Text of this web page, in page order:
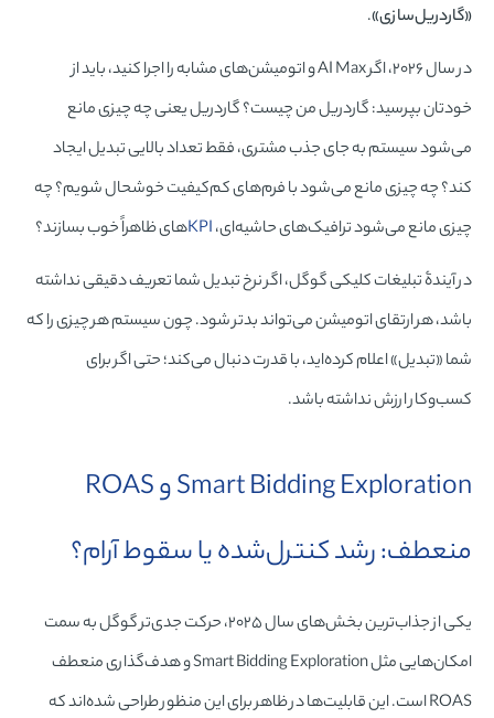
«گاردریل‌سازی».
در سال ۲۰۲۶، اگر AI Max و اتومیشن‌های مشابه را اجرا کنید، باید از
خودتان بپرسید: گاردریل من چیست؟ گاردریل یعنی چه چیزی مانع
می‌شود سیستم به جای جذب مشتری، فقط تعداد بالایی تبدیل ایجاد
کند؟ چه چیزی مانع می‌شود با فرم‌های کم‌کیفیت خوشحال شویم؟ چه
چیزی مانع می‌شود ترافیک‌های حاشیه‌ای،KPIهای ظاهراً خوب بسازند؟
در آیندۀ تبلیغات کلیکی گوگل، اگر نرخ تبدیل شما تعریف دقیقی نداشته
باشد، هر ارتقای اتومیشن می‌تواند بدتر شود. چون سیستم هر چیزی را که
شما «تبدیل» اعلام کرده‌اید، با قدرت دنبال می‌کند؛ حتی اگر برای
کسب‌وکار ارزش نداشته باشد.
Smart Bidding Exploration و ROAS
منعطف: رشد کنترل‌شده یا سقوط آرام؟
یکی از جذاب‌ترین بخش‌های سال ۲۰۲۵، حرکت جدی‌تر گوگل به سمت
امکان‌هایی مثل Smart Bidding Exploration و هدف‌گذاری منعطف
ROAS است. این قابلیت‌ها در ظاهر برای این منظور طراحی شده‌اند که